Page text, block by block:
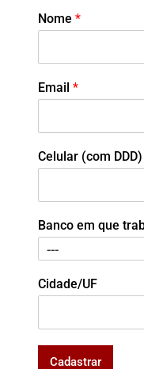
Nome *
Email *
Celular (com DDD)
Banco em que
Cidade/UF
Cadastrar